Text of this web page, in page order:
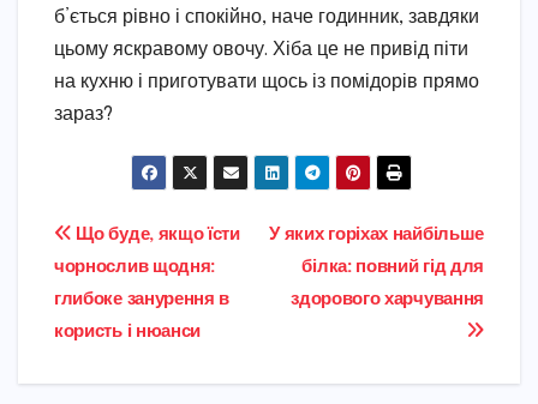
б’ється рівно і спокійно, наче годинник, завдяки
цьому яскравому овочу. Хіба це не привід піти
на кухню і приготувати щось із помідорів прямо
зараз?
Навігація
записів
У яких горіхах найбільше
білка: повний гід для
здорового харчування
Що буде, якщо їсти
чорнослив щодня:
глибоке занурення в
користь і нюанси